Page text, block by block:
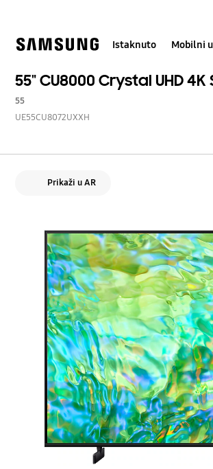
help
Istaknuto Mobilni
55" CU8000 Crystal UHD
55
UE55CU8072UXXH
Prikaži u AR